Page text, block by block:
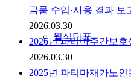
월식단표
금품 수입·사용 결과 보
2026.03.30
2026년 파티마주간보
2026.03.30
2025년 파티마재가노